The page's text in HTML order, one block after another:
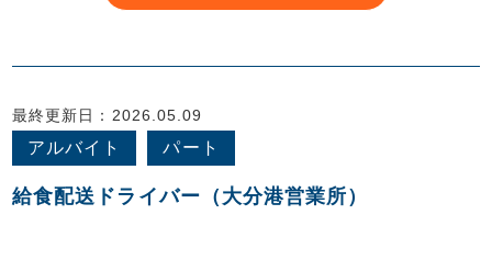
最終更新日：2026.05.09
アルバイト パート
給食配送ドライバー（大分港営業所）